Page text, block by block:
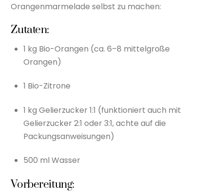
Orangenmarmelade selbst zu machen:
Zutaten:
1 kg Bio-Orangen (ca. 6–8 mittelgroße
Orangen)
1 Bio-Zitrone
1 kg Gelierzucker 1:1 (funktioniert auch mit
Gelierzucker 2:1 oder 3:1, achte auf die
Packungsanweisungen)
500 ml Wasser
Vorbereitung: